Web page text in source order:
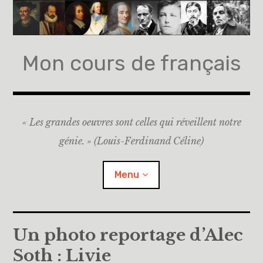
Accéder
contenu
Mon cours de français
« Les grandes oeuvres sont celles qui réveillent notre
génie. » (Louis-Ferdinand Céline)
Menu
Accueil
A propos
Un photo reportage d’Alec
Soth : Livie